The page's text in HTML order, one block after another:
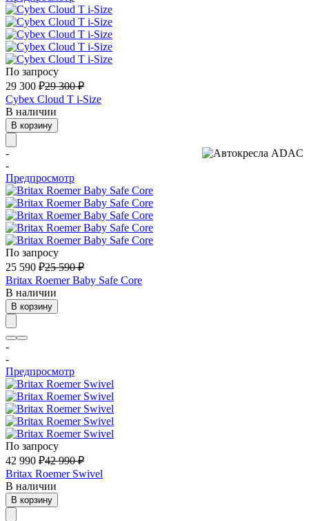
По запросу
29 300 ₽29 300 ₽
Cybex Cloud T i-Size
В наличии
В корзину
-
-
Предпросмотр
По запросу
25 590 ₽25 590 ₽
Britax Roemer Baby Safe Core
В наличии
В корзину
-
-
Предпросмотр
По запросу
42 990 ₽42 990 ₽
Britax Roemer Swivel
В наличии
В корзину